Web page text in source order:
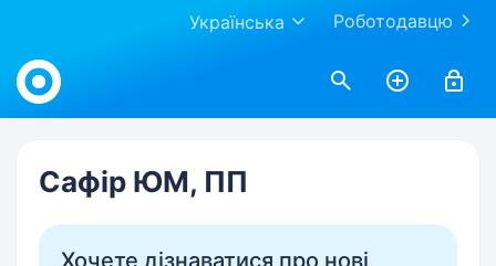
Роботодавцю
Українська
Work.ua
Сафір ЮМ, ПП
Хочете дізнаватися про нові